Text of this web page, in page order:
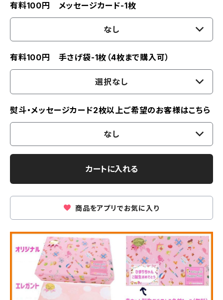
有料100円 メッセージカード-1枚
なし
有料100円 手さげ袋-1枚（4枚まで購入可）
選択なし
熨斗・メッセージカード2枚以上ご希望のお客様はこちら
なし
カートに入れる
商品をアプリでお気に入り